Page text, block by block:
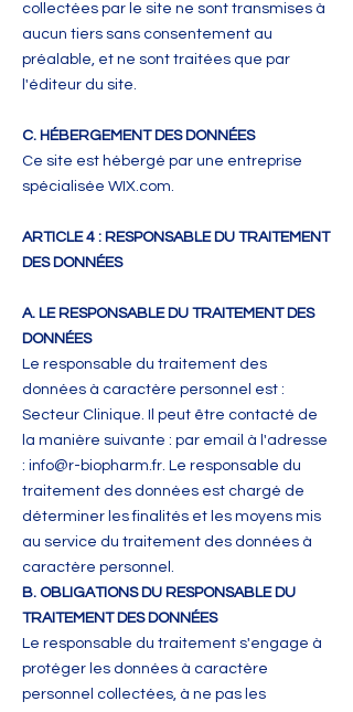
collectées par le site ne sont transmises à
aucun tiers sans consentement au
préalable, et ne sont traitées que par
l'éditeur du site.
C. HÉBERGEMENT DES DONNÉES
Ce site est hébergé par une entreprise
spécialisée WIX.com.
ARTICLE 4 : RESPONSABLE DU TRAITEMENT
DES DONNÉES
A. LE RESPONSABLE DU TRAITEMENT DES
DONNÉES
Le responsable du traitement des
données à caractère personnel est :
Secteur Clinique. Il peut être contacté de
la manière suivante : par email à l'adresse
: info@r-biopharm.fr. Le responsable du
traitement des données est chargé de
déterminer les finalités et les moyens mis
au service du traitement des données à
caractère personnel.
B. OBLIGATIONS DU RESPONSABLE DU
TRAITEMENT DES DONNÉES
Le responsable du traitement s'engage à
protéger les données à caractère
personnel collectées, à ne pas les